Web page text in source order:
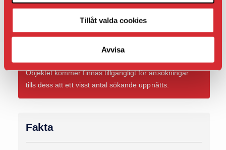
Tillåt valda cookies
Avvisa
Tillgänglig från: Nu
Objektet kommer finnas tillgängligt för ansökningar
tills dess att ett visst antal sökande uppnåtts.
Fakta